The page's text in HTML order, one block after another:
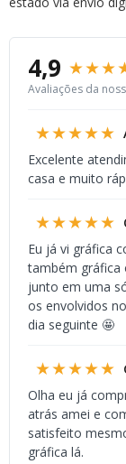
4,9
Avaliações da
★★★★★
Excelente
casa e muito
★★★★★
Eu já vi gráfica
também gráfica
junto em uma
os envolvidos
dia seguinte 🤩
★★★★★
Olha eu já
atrás amei e
satisfeito
gráfica lá.